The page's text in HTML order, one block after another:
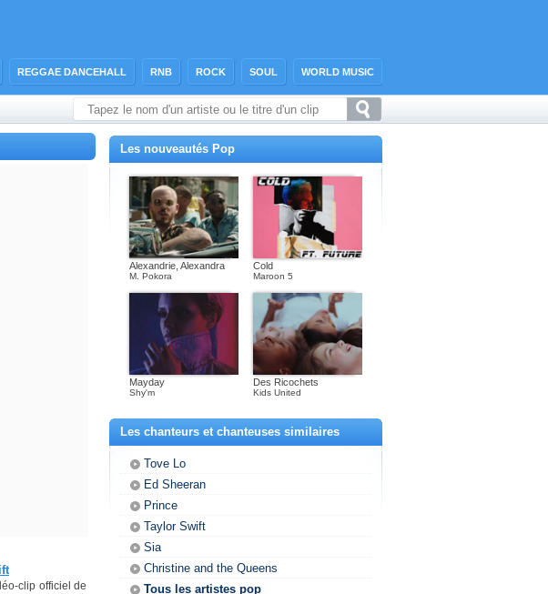
REGGAE DANCEHALL RNB ROCK SOUL WORLD MUSIC
clip officiel de
Les nouveautés Pop
Alexandrie, Alexandra
M. Pokora
Cold
Maroon 5
Mayday
Shy'm
Des Ricochets
Kids United
Les chanteurs et chanteuses similaires
Tove Lo
Ed Sheeran
Prince
Taylor Swift
Sia
Christine and the Queens
Tous les artistes pop